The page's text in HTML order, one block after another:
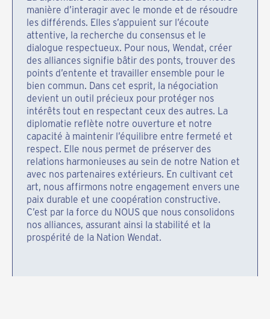
manière d’interagir avec le monde et de résoudre
les différends. Elles s’appuient sur l’écoute
attentive, la recherche du consensus et le
dialogue respectueux. Pour nous, Wendat, créer
des alliances signifie bâtir des ponts, trouver des
points d’entente et travailler ensemble pour le
bien commun. Dans cet esprit, la négociation
devient un outil précieux pour protéger nos
intérêts tout en respectant ceux des autres. La
diplomatie reflète notre ouverture et notre
capacité à maintenir l’équilibre entre fermeté et
respect. Elle nous permet de préserver des
relations harmonieuses au sein de notre Nation et
avec nos partenaires extérieurs. En cultivant cet
art, nous affirmons notre engagement envers une
paix durable et une coopération constructive.
C’est par la force du NOUS que nous consolidons
nos alliances, assurant ainsi la stabilité et la
prospérité de la Nation Wendat.